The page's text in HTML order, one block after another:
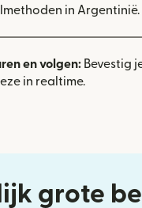
in Argentinië.
en volgen: Bevestig
in realtime.
grote